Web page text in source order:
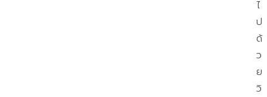
ไ
ป
ด้
ว
ย
วิ